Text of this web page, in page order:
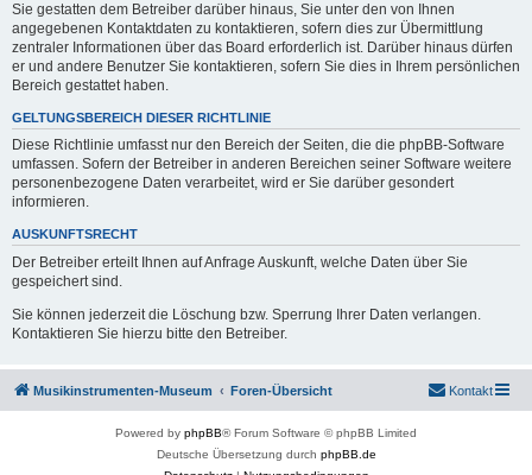
Sie gestatten dem Betreiber darüber hinaus, Sie unter den von Ihnen
angegebenen Kontaktdaten zu kontaktieren, sofern dies zur Übermittlung
zentraler Informationen über das Board erforderlich ist. Darüber hinaus dürfen
er und andere Benutzer Sie kontaktieren, sofern Sie dies in Ihrem persönlichen
Bereich gestattet haben.
GELTUNGSBEREICH DIESER RICHTLINIE
Diese Richtlinie umfasst nur den Bereich der Seiten, die die phpBB-Software
umfassen. Sofern der Betreiber in anderen Bereichen seiner Software weitere
personenbezogene Daten verarbeitet, wird er Sie darüber gesondert
informieren.
AUSKUNFTSRECHT
Der Betreiber erteilt Ihnen auf Anfrage Auskunft, welche Daten über Sie
gespeichert sind.
Sie können jederzeit die Löschung bzw. Sperrung Ihrer Daten verlangen.
Kontaktieren Sie hierzu bitte den Betreiber.
Musikinstrumenten-Museum Foren-Übersicht Kontakt
Powered by phpBB® Forum Software © phpBB Limited
Deutsche Übersetzung durch phpBB.de